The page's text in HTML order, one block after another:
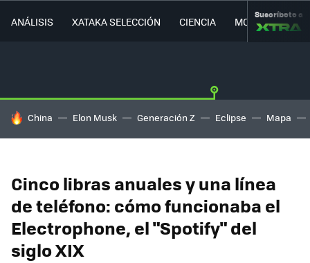
ANÁLISIS XATAKA SELECCIÓN CIENCIA MOVILIDAD
Suscríbete a
HOY SE HABLA DE
China Elon Musk Generación Z Eclipse Mapa
Cinco libras anuales y una línea
de teléfono: cómo funcionaba el
Electrophone, el "Spotify" del
siglo XIX